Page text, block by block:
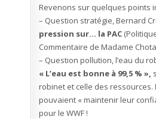
Revenons sur quelques points
– Question stratégie, Bernard
pression sur… la PAC
Commentaire de Madame
– Question pollution, l’eau du
« L’eau est bonne à 99,5 % »,
robinet et celle des ressources.
pouvaient « maintenir leur
pour le WWF !